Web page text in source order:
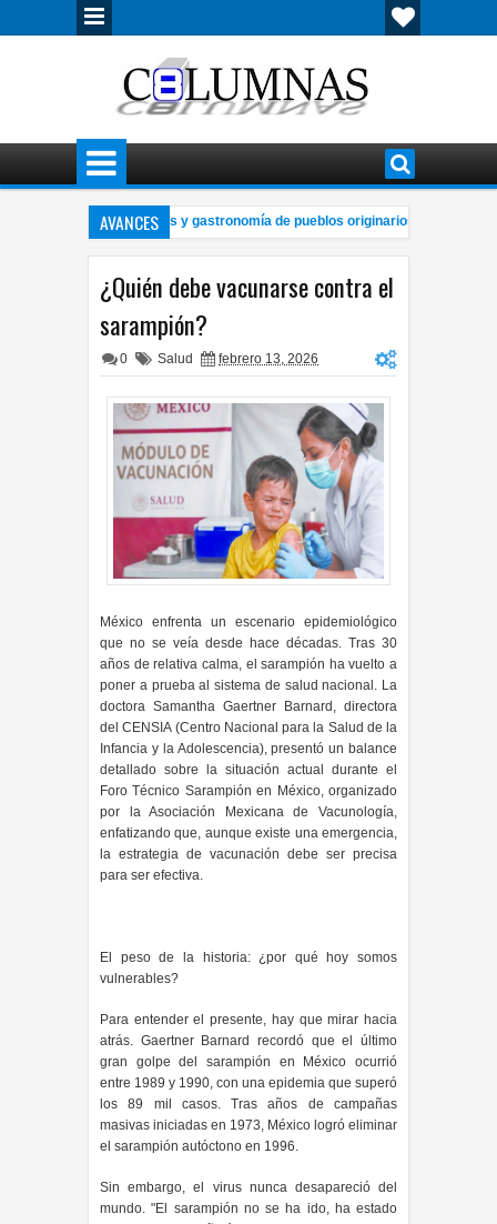
AVANCES
reunirá artesanías y gastronomía de pueblos originarios
¿Quién debe vacunarse contra el
sarampión?
0 Salud febrero 13, 2026
México enfrenta un escenario epidemiológico
que no se veía desde hace décadas. Tras 30
años de relativa calma, el sarampión ha vuelto a
poner a prueba al sistema de salud nacional. La
doctora Samantha Gaertner Barnard, directora
del CENSIA (Centro Nacional para la Salud de la
Infancia y la Adolescencia), presentó un balance
detallado sobre la situación actual durante el
Foro Técnico Sarampión en México, organizado
por la Asociación Mexicana de Vacunología,
enfatizando que, aunque existe una emergencia,
la estrategia de vacunación debe ser precisa
para ser efectiva.
El peso de la historia: ¿por qué hoy somos
vulnerables?
Para entender el presente, hay que mirar hacia
atrás. Gaertner Barnard recordó que el último
gran golpe del sarampión en México ocurrió
entre 1989 y 1990, con una epidemia que superó
los 89 mil casos. Tras años de campañas
masivas iniciadas en 1973, México logró eliminar
el sarampión autóctono en 1996.
Sin embargo, el virus nunca desapareció del
mundo. "El sarampión no se ha ido, ha estado